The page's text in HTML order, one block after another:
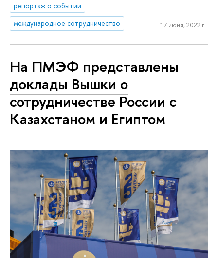
репортаж о событии
международное сотрудничество
17 июня, 2022 г.
На ПМЭФ представлены
доклады Вышки о
сотрудничестве России с
Казахстаном и Египтом